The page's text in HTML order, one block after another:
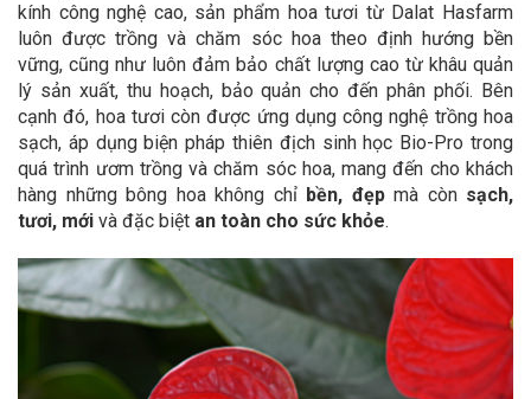
kính công nghệ cao, sản phẩm hoa tươi từ Dalat Hasfarm
luôn được trồng và chăm sóc hoa theo định hướng bền
vững, cũng như luôn đảm bảo chất lượng cao từ khâu quản
lý sản xuất, thu hoạch, bảo quản cho đến phân phối. Bên
cạnh đó, hoa tươi còn được ứng dụng công nghệ trồng hoa
sạch, áp dụng biện pháp thiên địch sinh học Bio-Pro trong
quá trình ươm trồng và chăm sóc hoa, mang đến cho khách
hàng những bông hoa không chỉ bền, đẹpmà còn sạch,
tươi, mới và đặc biệt an toàn cho sức khỏe.